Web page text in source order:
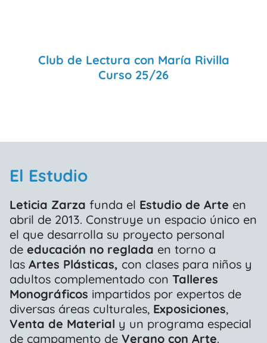
Club de Lectura con María Rivilla
Curso 25/26
El Estudio
Leticia Zarza funda el Estudio de Arte en
abril de 2013. Construye un espacio único en
el que desarrolla su proyecto personal
deeducación no reglada en torno a
las Artes Plásticas, con clases para niños y
adultos complementado con Talleres
Monográficos impartidos por expertos de
diversas áreas culturales, Exposiciones,
Venta de Material y un programa especial
de campamento de Verano con Arte.